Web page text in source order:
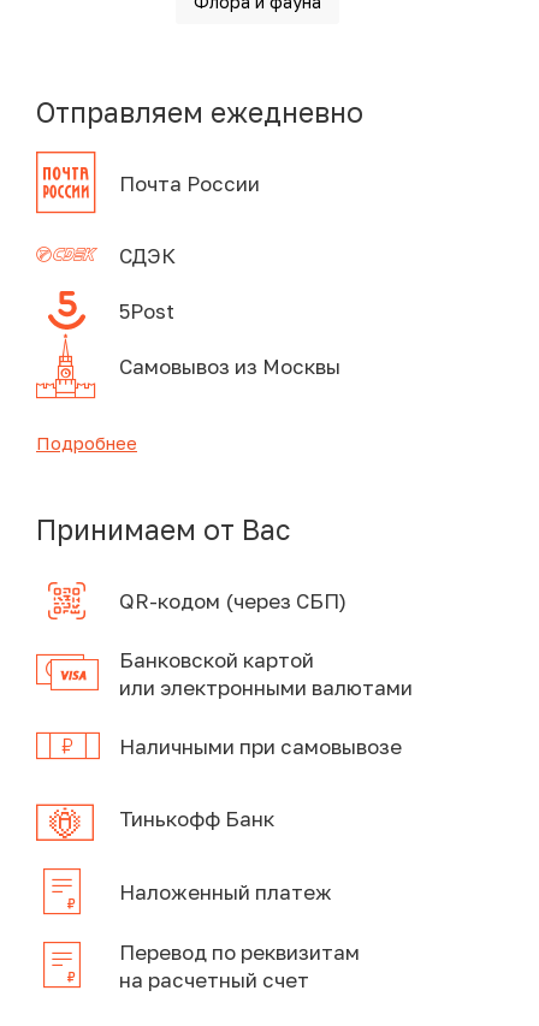
Отправляем ежедневно
Почта России
СДЭК
5Post
Самовывоз из Москвы
Подробнее
Принимаем от Вас
QR-кодом (через СБП)
Банковской картой
или электронными валютами
Наличными при самовывозе
Тинькофф Банк
Наложенный платеж
Перевод по реквизитам
на расчетный счет